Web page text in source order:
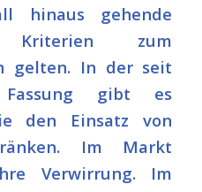
hinaus gehende
Kriterien zum
gelten. In der seit
gibt es
den Einsatz von
Im Markt
Verwirrung. Im